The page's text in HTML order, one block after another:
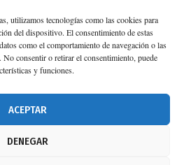
utilizamos tecnologías como las cookies para
del dispositivo. El consentimiento de estas
como el comportamiento de navegación o las
consentir o retirar el consentimiento, puede
y funciones.
ACEPTAR
DENEGAR
Descubrimientos, 11,
Sevilla